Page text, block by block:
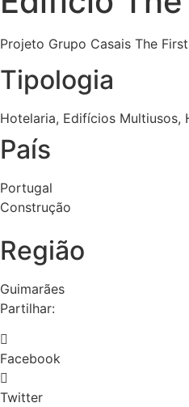
Projeto Grupo Casais The
Tipologia
Hotelaria, Edifícios Multiusos,
País
Portugal
Construção
Região
Guimarães
Partilhar:
Facebook
Twitter